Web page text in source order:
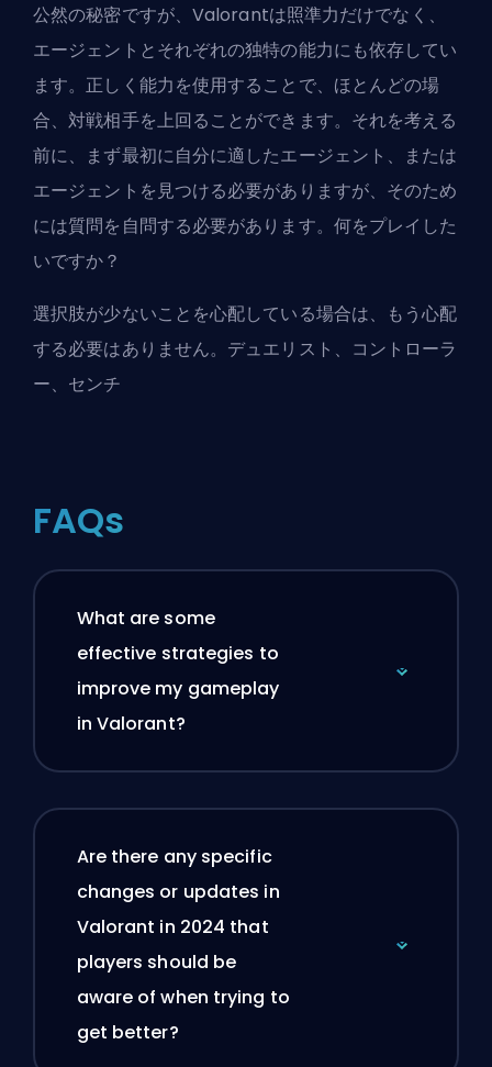
公然の秘密ですが、Valorantは照準力だけでなく、
エージェントとそれぞれの独特の能力にも依存してい
ます。正しく能力を使用することで、ほとんどの場
合、対戦相手を上回ることができます。それを考える
前に、まず最初に自分に適したエージェント、または
エージェントを見つける必要がありますが、そのため
には質問を自問する必要があります。何をプレイした
いですか？
選択肢が少ないことを心配している場合は、もう心配
する必要はありません。デュエリスト、コントローラ
ー、センチ
FAQs
What are some
effective strategies to
improve my gameplay
in Valorant?
Are there any specific
changes or updates in
Valorant in 2024 that
players should be
aware of when trying to
get better?